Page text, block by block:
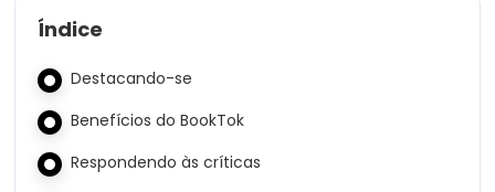
Índice
Destacando-se
Benefícios do BookTok
Respondendo às críticas